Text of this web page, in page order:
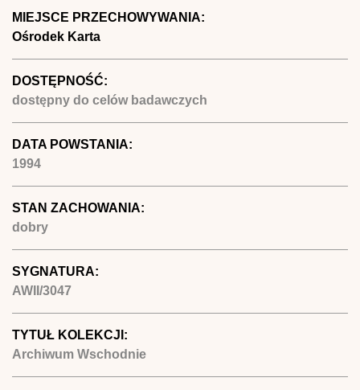
MIEJSCE PRZECHOWYWANIA:
Ośrodek Karta
DOSTĘPNOŚĆ:
dostępny do celów badawczych
DATA POWSTANIA:
1994
STAN ZACHOWANIA:
dobry
SYGNATURA:
AWII/3047
TYTUŁ KOLEKCJI:
Archiwum Wschodnie